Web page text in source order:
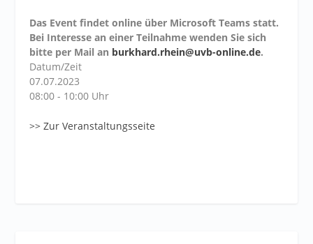
Das Event findet online über Microsoft Teams statt.
Bei Interesse an einer Teilnahme wenden Sie sich
bitte per Mail an burkhard.rhein@uvb-online.de.
Datum/Zeit
07.07.2023
08:00 - 10:00 Uhr
>> Zur Veranstaltungsseite